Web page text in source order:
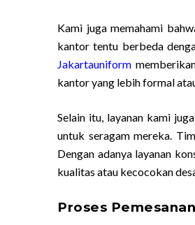
Kami juga memahami
kantor tentu berbeda
Jakartauniform
kantor yang lebih formal
Selain itu, layanan kami
untuk seragam mereka.
Dengan adanya layanan
kualitas atau kecocokan
Proses